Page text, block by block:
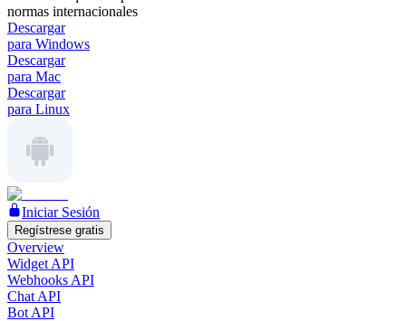
normas internacionales
Descargar
para Windows
Descargar
para Mac
Descargar
para Linux
Iniciar Sesión
Regístrese gratis
Overview
Widget API
Webhooks API
Chat API
Bot API